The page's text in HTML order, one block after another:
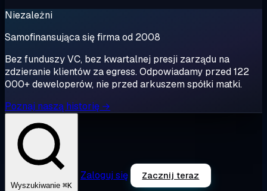
Niezależni
Samofinansująca się firma od 2008
Bez funduszy VC, bez kwartalnej presji zarządu na
zdzieranie klientów za egress. Odpowiadamy przed 122
000+ deweloperów, nie przed arkuszem spółki matki.
Poznaj naszą historię →
Wyszukiwanie ⌘K
Zaloguj się Zacznij teraz